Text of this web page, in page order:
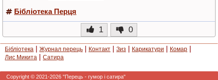
Бібліотека Перця
1 0
Бібліотека | Журнал перець | Контакт | Зиз | Карикатури | Комар |
Лис Микита | Сатира
Copyright © 2021-2026 "Перець - гумор і сатира"